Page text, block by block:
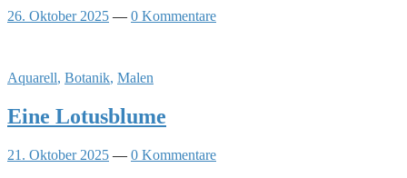
26. Oktober 2025 — 0 Kommentare
Aquarell, Botanik, Malen
Eine Lotusblume
21. Oktober 2025 — 0 Kommentare